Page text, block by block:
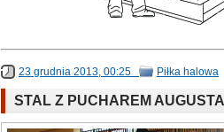
23 grudnia 2013, 00:25 Piłka halowa
STAL Z PUCHAREM AUGUSTA